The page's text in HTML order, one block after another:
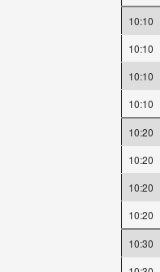
10:10
10:10
10:10
10:10
10:20
10:20
10:20
10:20
10:30